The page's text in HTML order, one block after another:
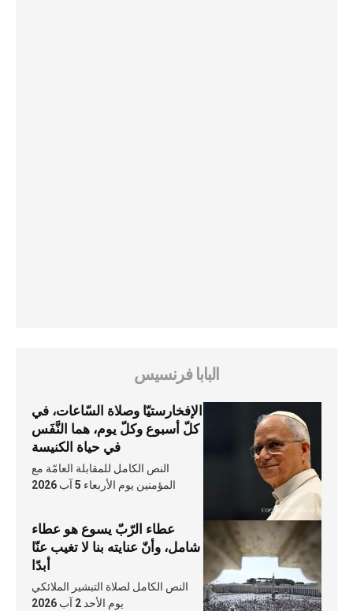
البابا فرنسيس
الإفخارستيّا وصلاة السّاعات، في
كلّ أسبوع وكلّ يوم، هما النَّفَس
في حياة الكنيسة
النص الكامل للمقابلة العامّة مع
المؤمنين يوم الأربعاء 5 آب 2026
عطاء الرّبّ يسوع هو عطاء
شامل، وأنّ عنايته بنا لا تغيب عنّا
أبدًا
النص الكامل لصلاة التبشير الملائكي
يوم الأحد 2 آب 2026